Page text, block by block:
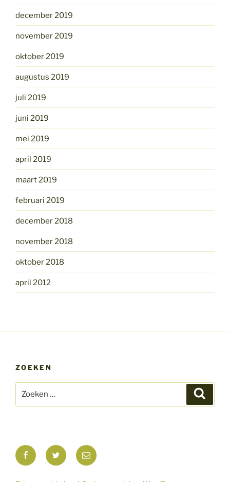
december 2019
november 2019
oktober 2019
augustus 2019
juli 2019
juni 2019
mei 2019
april 2019
maart 2019
februari 2019
december 2018
november 2018
oktober 2018
april 2012
ZOEKEN
naar:
FacebookTwitter E-
mail